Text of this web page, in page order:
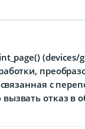
(devices/
с
отказ в